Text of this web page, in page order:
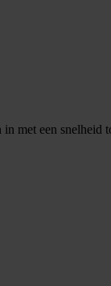
met een snelheid